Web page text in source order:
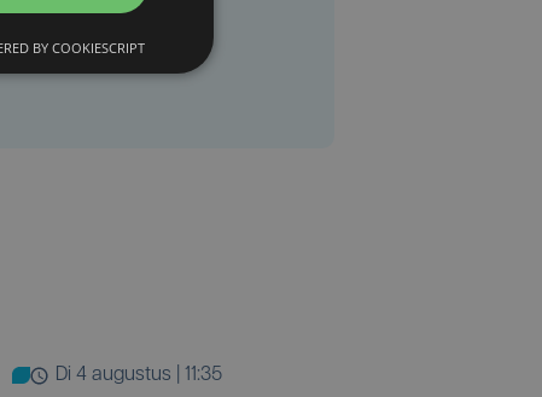
di 4 augustus | 11:35
BY COOKIESCRIPT